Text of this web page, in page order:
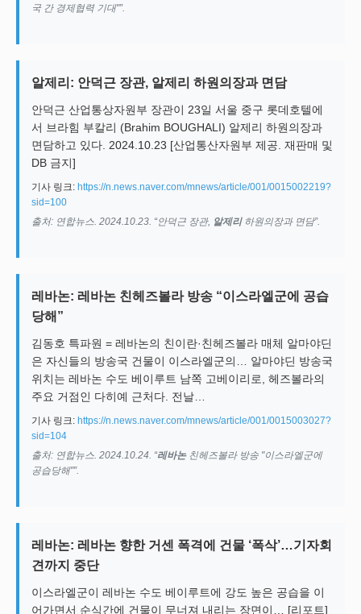
국 간 경제협력 기대"”.
알제리: 안덕근 장관, 알제리 하원의장과 면담
안덕근 산업통상자원부 장관이 23일 서울 중구 롯데호텔에
서 브라힘 부칼리 (Brahim BOUGHALI) 알제리 하원의장과
면담하고 있다. 2024.10.23 [산업통산자원부 제공. 재판매 및
DB 금지]
기사 링크: https://n.news.naver.com/mnews/article/001/0015002219?
sid=100
출처: 연합뉴스. 2024.10.23. “안덕근 장관, 알제리하원의장과 면담”.
레바논: 레바논 친헤즈볼라 방송 “이스라엘군에 공습
당해”
김동호 특파원 = 레바논의 친이란·친헤즈볼라 매체 알마야딘
은 자신들의 방송국 건물이 이스라엘군의… 알마야딘 방송국
위치는 레바논 수도 베이루트 남쪽 고베이리로, 헤즈볼라의
주요 거점인 다히예 근처다. 전날…
기사 링크: https://n.news.naver.com/mnews/article/001/0015003027?
sid=104
출처: 연합뉴스. 2024.10.24. “레바논친헤즈볼라 방송 "이스라엘군에
공습당해"”.
레바논: 레바논 향한 거센 폭격에 건물 ‘폭삭’…기자회
견까지 중단
이스라엘군이 레바논 수도 베이루트에 강도 높은 공습을 이
어가면서 순식간에 건물이 무너져 내리는 장면이… [리포트]